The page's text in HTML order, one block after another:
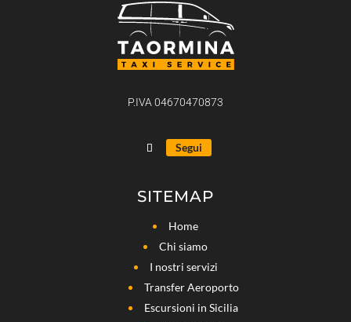
P.IVA 04670470873
Segui
SITEMAP
Home
Chi siamo
I nostri servizi
Transfer Aeroporto
Escursioni in Sicilia